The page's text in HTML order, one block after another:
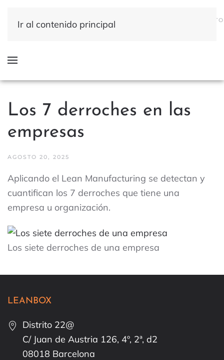
Ir al contenido principal
INICIO
HACEMOSHACEMOSSOMOS
CONTACTO
Los 7 derroches en las
empresas
AGOSTO 20, 2025
Aplicando el Lean Manufacturing se detectan y
cuantifican los 7 derroches que tiene una
empresa u organización.
Los siete derroches de una empresa
LEANBOX
Distrito 22@
C/ Juan de Austria 126, 4º, 2ª, d2
08018 Barcelona